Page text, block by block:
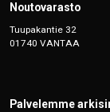
Noutovarasto
Tuupakantie 32
01740 VANTAA
Palvelemme